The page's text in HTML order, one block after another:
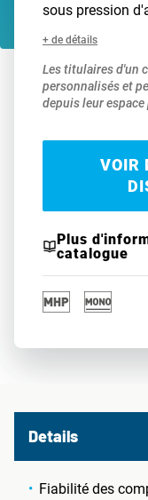
sous pression
+ de détails
Les titulaires d'un
personnalisés et
depuis leur espace
VOIR
Plus
catalogue
Details
Fiabilité des